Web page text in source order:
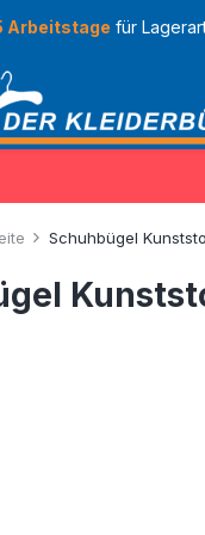
Arbeitstage für
Schuhbügel